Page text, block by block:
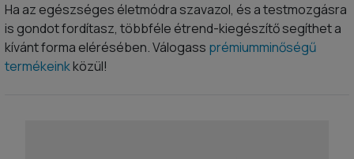
Ha az egészséges életmódra szavazol, és a testmozgásra
is gondot fordítasz, többféle étrend-kiegészítő segíthet a
kívánt forma elérésében. Válogass prémiumminőségű
termékeinkközül!